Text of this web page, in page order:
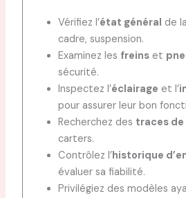
Vérifiez l’état général de
cadre, suspension.
Examinez les freinset
sécurité.
Inspectez l’éclairage et l’
pour assurer leur bon
Recherchez des traces
carters.
Contrôlez l’historique
évaluer sa fiabilité.
Privilégiez des modèles